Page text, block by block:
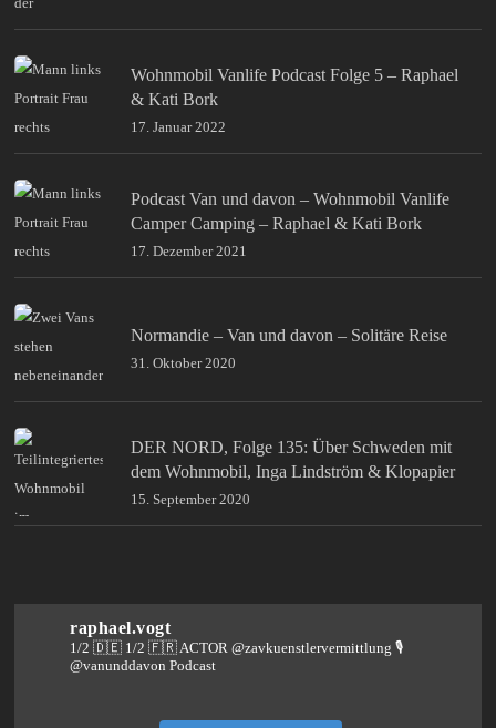
Wohnmobil Vanlife Podcast Folge 5 – Raphael
& Kati Bork
17. Januar 2022
Podcast Van und davon – Wohnmobil Vanlife
Camper Camping – Raphael & Kati Bork
17. Dezember 2021
Normandie – Van und davon – Solitäre Reise
31. Oktober 2020
DER NORD, Folge 135: Über Schweden mit
dem Wohnmobil, Inga Lindström & Klopapier
15. September 2020
raphael.vogt
1/2 🇩🇪 1/2 🇫🇷 ACTOR @zavkuenstlervermittlung🎙️
@vanunddavon Podcast